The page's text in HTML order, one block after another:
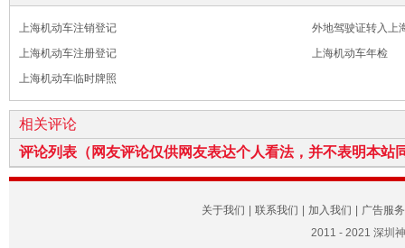
上海机动车注销登记
外地驾驶证转入上
上海机动车注册登记
上海机动车年检
上海机动车临时牌照
相关评论
评论列表（网友评论仅供网友表达个人看法，并不表明本站
关于我们 联系我们 加入我们
广告服务
2011 - 2021 深圳